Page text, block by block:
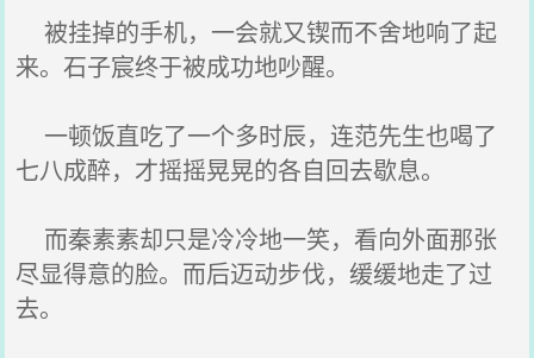
被挂掉的手机，一会就又锲而不舍地响了起
来。石子宸终于被成功地吵醒。
一顿饭直吃了一个多时辰，连范先生也喝了
七八成醉，才摇摇晃晃的各自回去歇息。
而秦素素却只是冷冷地一笑，看向外面那张
尽显得意的脸。而后迈动步伐，缓缓地走了过
去。